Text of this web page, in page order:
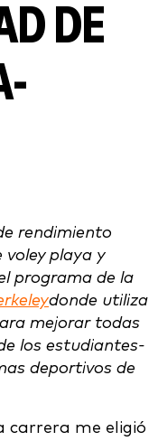
DE
rendimiento
playa y
programa de la
donde utiliza
mejorar todas
los estudiantes-
deportivos de
carrera me eligió